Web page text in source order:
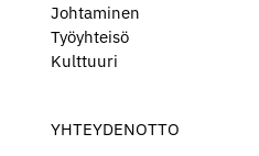
Johtaminen
Työyhteisö
Kulttuuri
YHTEYDENOTTO